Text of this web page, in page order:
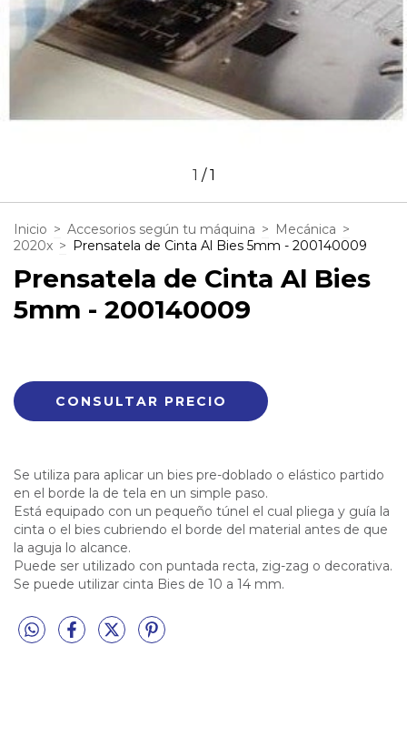
1 /1
Inicio > Accesorios según tu máquina > Mecánica >
2020x > Prensatela de Cinta Al Bies 5mm - 200140009
Prensatela de Cinta Al Bies
5mm - 200140009
Se utiliza para aplicar un bies pre-doblado o elástico partido
en el borde la de tela en un simple paso.
Está equipado con un pequeño túnel el cual pliega y guía la
cinta o el bies cubriendo el borde del material antes de que
la aguja lo alcance.
Puede ser utilizado con puntada recta, zig-zag o decorativa.
Se puede utilizar cinta Bies de 10 a 14 mm.